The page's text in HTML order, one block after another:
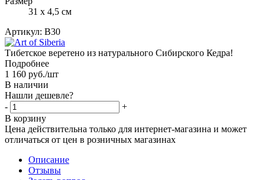
31 х 4,5 см
Артикул: B30
Тибетское веретено из натурального Сибирского Кедра!
Подробнее
1 160 руб./шт
В наличии
Нашли дешевле?
-
+
В корзину
Цена действительна только для интернет-магазина и может
отличаться от цен в розничных магазинах
Описание
Отзывы